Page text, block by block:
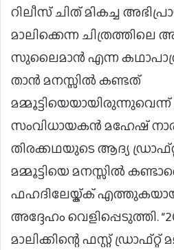
റിലീസ് ചിത് മികച്ച
മാലിക്കെന്ന ചിത്രത്തിലെ
സുലൈമാൻ എന്ന
താൻ മനസ്സിൽ കണ്ടത്
മമ്മൂട്ടിയെയായിരുന്നുവെന്ന്
സംവിധായകൻ മഹേഷ്
തിരക്കഥയുടെ ആദ്യ
മമ്മൂട്ടിയെ മനസ്സിൽ
ഫഹദിലേയ്ക്ക്
അദ്ദേഹം വെളിപ്പെടുത്തി.
മാലിക്കിന്റെ ഫസ്റ്റ്